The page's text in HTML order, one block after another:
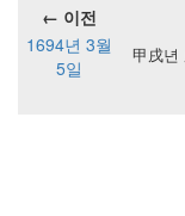
← 이전
1694년 3월
5일
甲戌년